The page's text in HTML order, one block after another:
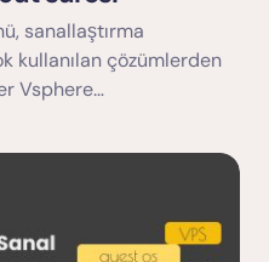
sanallaştırma
kullanılan çözümlerden
Vsphere…